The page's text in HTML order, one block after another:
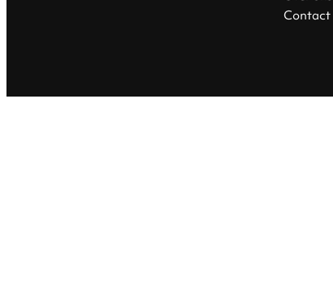
Contact